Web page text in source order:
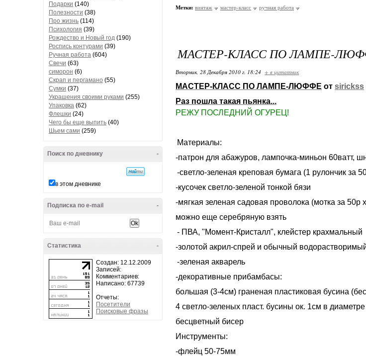
Подарки (140)
Полезности (38)
Про жизнь (114)
Психология (39)
Рождество и Новый год (190)
Роспись контурами (39)
Ручная работа (604)
Свечи (63)
симорон (6)
Скрап и пергамано (55)
Сумки (37)
Украшения своими руками (255)
Упаковка (62)
Флешки (24)
Чего бы еще выпить (40)
Шьем сами (259)
-
Поиск по дневнику
в этом дневнике
-
Подписка по e-mail
-
Статистика
Создан: 12.12.2009
Записей:
Комментариев:
Написано: 67739
Отчеты:
Посетители
Поисковые фразы
Метки: винтаж мастер-класс ручная работа
МАСТЕР-КЛАСС ПО ЛАМПЕ-
Вторник, 28 Декабря 2010 г. 18:24 + в цитатник
МАСТЕР-КЛАСС ПО ЛАМПЕ-ЛЮФФЕ от sirickss
Раз пошла такая пьянка...
РЕЖУ ПОСЛЕДНИЙ ОГУРЕЦ!
Материалы:
-патрон для абажуров, лампочка-миньон 60ватт,
-светло-зеленая креповая бумага (1 рулончик за
-кусочек светло-зеленой тонкой бязи
-мягкая зеленая садовая проволока (мотка за 50р
можно еще серебряную взять
- ПВА, "Момент-Кристалл", клейстер крахмальный
-золотой акрил-спрей и обычный
-зеленая акварель
-декоративные прибамбасы:
большая (3-4см) граненая пластиковая бусина
4 светло-зеленых пласт. бусины ок. 1см в диаметре
бесцветный бисер
Инструменты:
-флейц 50-75мм